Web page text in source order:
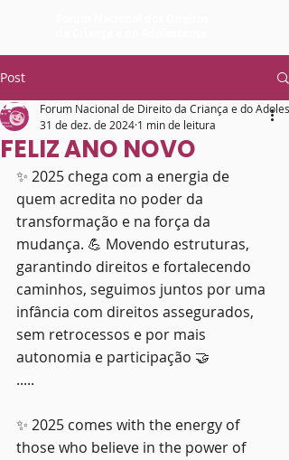
Post
FELIZ ANO NOVO
Forum Nacional de Direito da Criança e do
31 de dez. de 2024 1 min de leitura
✨ 2025 chega com a energia de
quem acredita no poder da
transformação e na força da
mudança. 💪 Movendo estruturas,
garantindo direitos e fortalecendo
caminhos, seguimos juntos por uma
infância com direitos assegurados,
sem retrocessos e por mais
autonomia e participação 🤝
.....
✨ 2025 comes with the energy of
those who believe in the power of